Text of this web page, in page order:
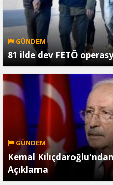
GÜNDEM
81 ilde dev FETÖ
GÜNDEM
Kemal
Açıklama